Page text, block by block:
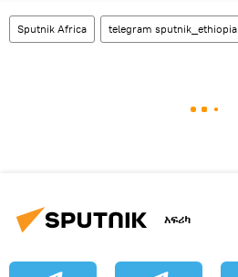
Sputnik Africa telegram sputnik_ethiopia
አፍሪካ